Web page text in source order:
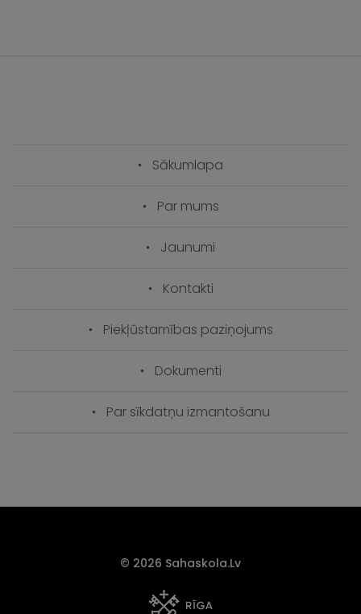
Sākumlapa
Par mums
Jaunumi
Kontakti
Piekļūstamības paziņojums
Dokumenti
Par sīkdatņu izmantošanu
© 2026 Sahaskola.lv